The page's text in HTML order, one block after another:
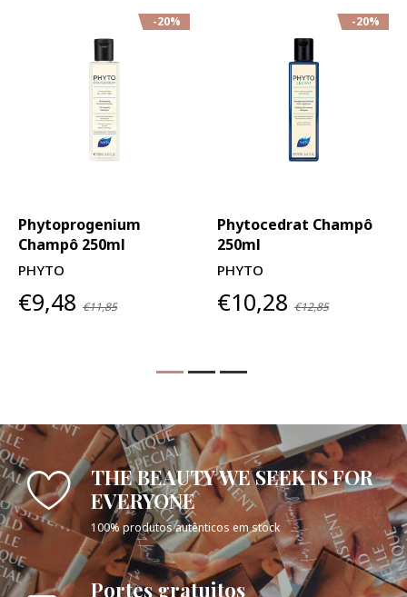
-20%
Phytoprogenium
Champô 250ml
PHYTO
€9,48 €11,85
-20%
Phytocedrat Champô
250ml
PHYTO
€10,28 €12,85
THE BEAUTY WE SEEK IS FOR
EVERYONE
100% produtos autênticos em stock
Portes gratuitos